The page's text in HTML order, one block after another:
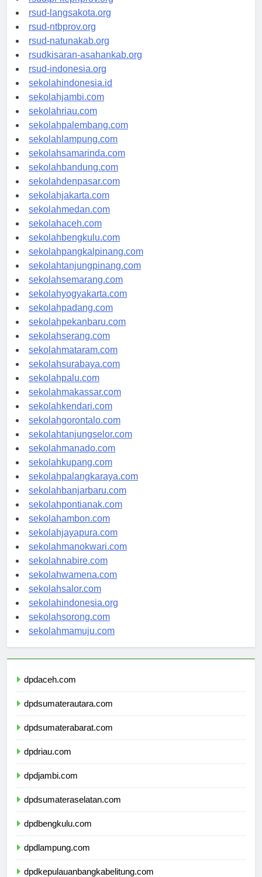
rsudtpi-kepriprov.org
rsud-langsakota.org
rsud-ntbprov.org
rsud-natunakab.org
rsudkisaran-asahankab.org
rsud-indonesia.org
sekolahindonesia.id
sekolahjambi.com
sekolahriau.com
sekolahpalembang.com
sekolahlampung.com
sekolahsamarinda.com
sekolahbandung.com
sekolahdenpasar.com
sekolahjakarta.com
sekolahmedan.com
sekolahaceh.com
sekolahbengkulu.com
sekolahpangkalpinang.com
sekolahtanjungpinang.com
sekolahsemarang.com
sekolahyogyakarta.com
sekolahpadang.com
sekolahpekanbaru.com
sekolahserang.com
sekolahmataram.com
sekolahsurabaya.com
sekolahpalu.com
sekolahmakassar.com
sekolahkendari.com
sekolahgorontalo.com
sekolahtanjungselor.com
sekolahmanado.com
sekolahkupang.com
sekolahpalangkaraya.com
sekolahbanjarbaru.com
sekolahpontianak.com
sekolahambon.com
sekolahjayapura.com
sekolahmanokwari.com
sekolahnabire.com
sekolahwamena.com
sekolahsalor.com
sekolahindonesia.org
sekolahsorong.com